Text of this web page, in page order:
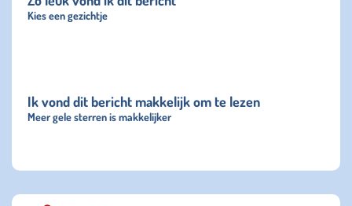
Kies een gezichtje
Ik vond dit bericht makkelijk om te lezen
Meer gele sterren is makkelijker